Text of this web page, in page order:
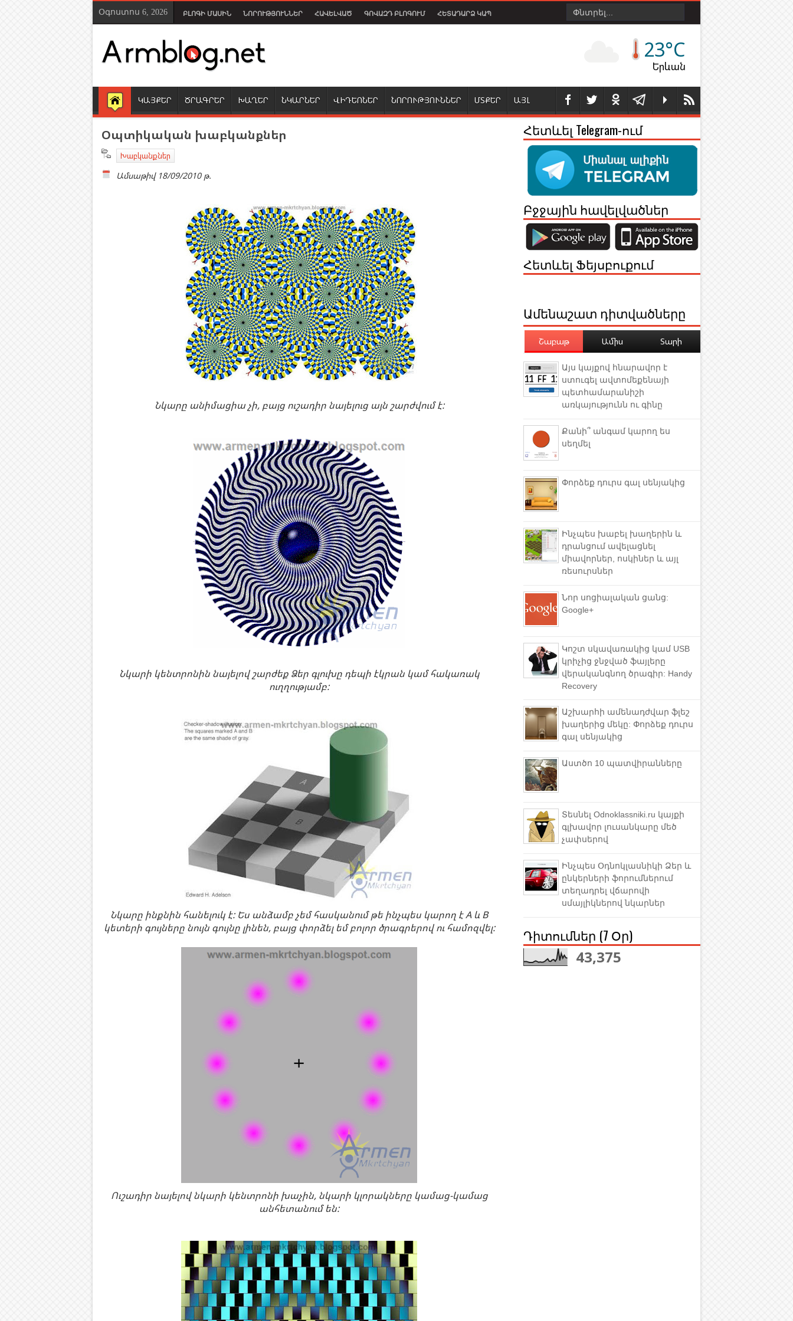
Օգոստոս 6, 2026 ԲԼՈԳԻ ՄԱՍԻՆ ՆՈՐՈՒԹՅՈՒՆՆԵՐ ՀԱՎԵԼՎԱԾ ԳՈՎԱԶԴ ԲԼՈԳՈՒՄ ՀԵՏԱԴԱՐՁ ԿԱՊ
23°C
Երևան
ԿԱՅՔԵՐ ԾՐԱԳՐԵՐ ԽԱՂԵՐ ՆԿԱՐՆԵՐ ՎԻԴԵՈՆԵՐ ՆՈՐՈՒԹՅՈՒՆՆԵՐ ՄՏՔԵՐ ԱՅԼ
Օպտիկական խաբկանքներ
Խաբկանքներ
Ամսաթիվ 18/09/2010 թ.
Նկարը անիմացիա չի, բայց ուշադիր նայելուց այն շարժվում է:
Նկարի կենտրոնին նայելով շարժեք Ձեր գլուխը դեպի էկրան կամ հակառակ
ուղղությամբ:
Նկարը ինքնին հանելուկ է: Ես անձամբ չեմ հասկանում թե ինչպես կարող է A և B
կետերի գույները նույն գույնը լինեն, բայց փորձել եմ բոլոր ծրագրերով ու համոզվել:
Ուշադիր նայելով նկարի կենտրոնի խաչին, նկարի կլորակները կամաց-կամաց
անհետանում են:
Հետևել Telegram-ում
Բջջային հավելվածներ
Հետևել Ֆեյսբուքում
Ամենաշատ դիտվածները
Շաբաթ Ամիս Տարի
Այս կայքով հնարավոր է
ստուգել ավտոմեքենայի
պետհամարանիշի
առկայությունն ու գինը
Քանի՞ անգամ կարող ես
սեղմել
Փորձեք դուրս գալ սենյակից
Ինչպես խաբել խաղերին և
դրանցում ավելացնել
միավորներ, ոսկիներ և այլ
ռեսուրսներ
Նոր սոցիալական ցանց:
Google+
Կոշտ սկավառակից կամ USB
կրիչից ջնջված ֆայլերը
վերականգնող ծրագիր: Handy
Recovery
Աշխարհի ամենադժվար ֆլեշ
խաղերից մեկը: Փորձեք դուրս
գալ սենյակից
Աստծո 10 պատվիրանները
Տեսնել Odnoklassniki.ru կայքի
գլխավոր լուսանկարը մեծ
չափսերով
Ինչպես Օդնոկլասնիկի Ձեր և
ընկերների ֆորումներում
տեղադրել վճարովի
սմայլիկներով նկարներ
Դիտումներ (7 Օր)
43,375